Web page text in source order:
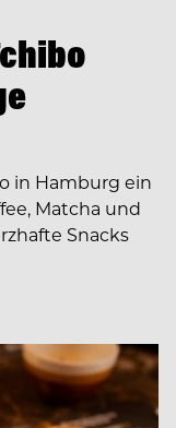
in Hamburg ein
Matcha und
Snacks